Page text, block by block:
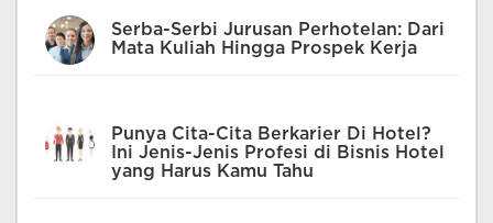
Serba-Serbi Jurusan Perhotelan: Dari
Mata Kuliah Hingga Prospek Kerja
Punya Cita-Cita Berkarier Di Hotel?
Ini Jenis-Jenis Profesi di Bisnis Hotel
yang Harus Kamu Tahu